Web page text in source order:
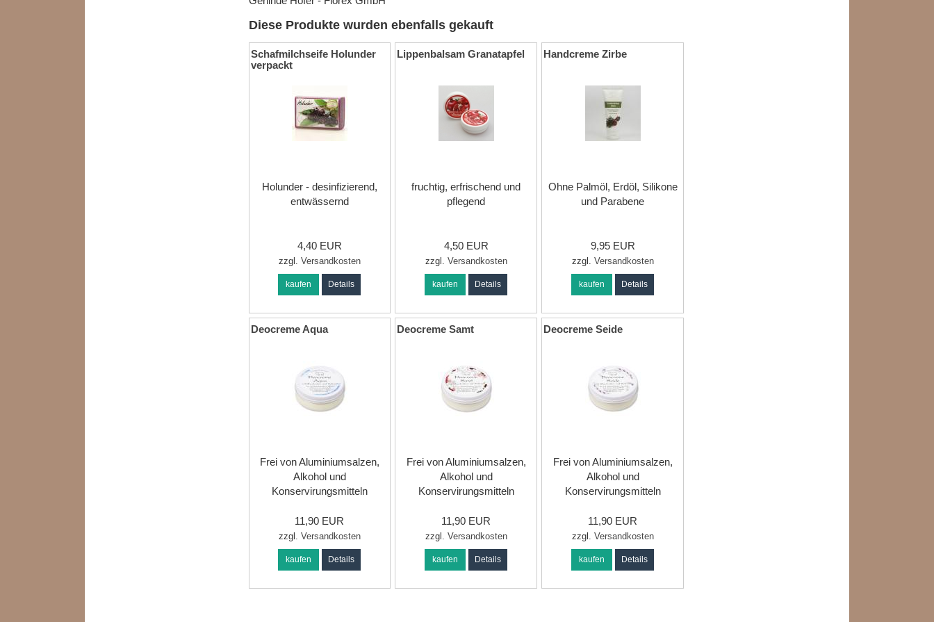
Diese Produkte wurden ebenfalls gekauft
Schafmilchseife Holunder
verpackt
Holunder - desinfizierend,
entwässernd
4,40 EUR
zzgl. Versandkosten
kaufen Details
Lippenbalsam Granatapfel
fruchtig, erfrischend und
pflegend
4,50 EUR
zzgl. Versandkosten
kaufen Details
Handcreme Zirbe
Ohne Palmöl, Erdöl, Silikone
und Parabene
9,95 EUR
zzgl. Versandkosten
kaufen Details
Deocreme Aqua
Frei von Aluminiumsalzen,
Alkohol und
Konservirungsmitteln
11,90 EUR
zzgl. Versandkosten
kaufen Details
Deocreme Samt
Frei von Aluminiumsalzen,
Alkohol und
Konservirungsmitteln
11,90 EUR
zzgl. Versandkosten
kaufen Details
Deocreme Seide
Frei von Aluminiumsalzen,
Alkohol und
Konservirungsmitteln
11,90 EUR
zzgl. Versandkosten
kaufen Details